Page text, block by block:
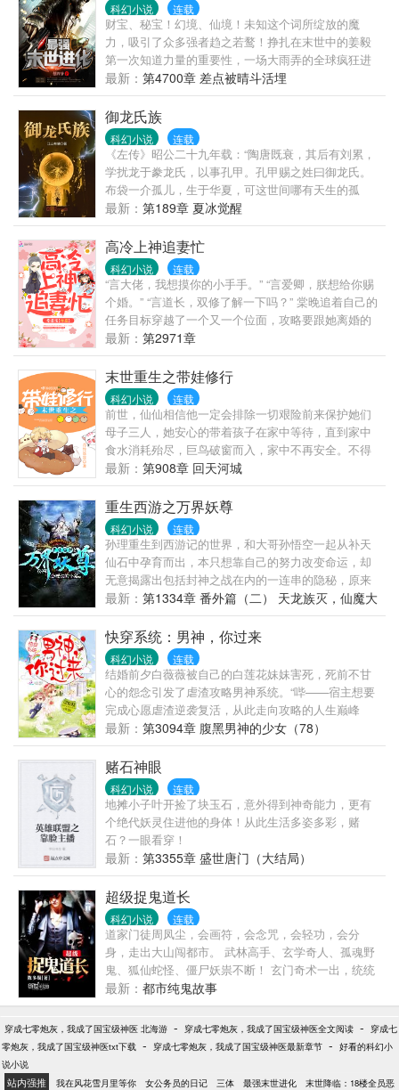
科幻小说 连载
财宝、秘宝！幻境、仙境！未知这个词所绽放的魔
力，吸引了众多强者趋之若鹜！挣扎在末世中的姜毅
第一次知道力量的重要性，一场大雨弄的全球疯狂进
化，能力者与凶兽、丧尸永远不会和平共处，想要生
存，就只有拼尽全力！！末世突临，丧尸遍地！没有
觉醒过异能的姜毅沦为炮灰，被人遗弃在了宿舍内。
鼓起勇气千辛万苦终于击杀了一头丧尸，居然激发出
了．．．．．
最新： 第4700章 差点被晴斗活埋
御龙氏族
科幻小说 连载
《左传》昭公二十九年载：“陶唐既衰，其后有刘累，
学扰龙于豢龙氏，以事孔甲。孔甲赐之姓曰御龙氏。
布袋一介孤儿，生于华夏，可这世间哪有天生的孤
儿，作为普通程序员的他，背负着一个氏族的命运，
面对背叛，阴谋，陷阱，亲情，友情，爱情，唯有一
颗赤子之心才可化解这三千年的恩怨，地球乃至宇宙
的命运，皆在他的一念之间。三千年来，我们周围进
化出超能力的人类，迅速成为龙师，守卫一方净土。
悬疑，战斗，炫技，成长，一样都没有少！如果你刚
好也拥有超能力，而且想了解这个秘密，那就加入御
龙氏吧！我们需要你......
最新： 第189章 夏冰觉醒
高冷上神追妻忙
科幻小说 连载
“言大佬，我想摸你的小手手。” “言爱卿，朕想给你赐
个婚。” “言道长，双修了解一下吗？” 棠晚追着自己的
任务目标穿越了一个又一个位面，攻略要跟她离婚的
准前夫，攻略瘸了腿的爆脾气少帅，攻略想要夺她皇
位的大将军，攻略……每个位面都为男主的终身大事
操碎了心，却还要遇到一个反派。 可是到最后，为什
么反派大> 这不科学！【男主始终同一个人】
最新： 第2971章
末世重生之带娃修行
科幻小说 连载
前世，仙仙相信他一定会排除一切艰险前来保护她们
母子三人，她安心的带着孩子在家中等待，直到家中
食水消耗殆尽，巨鸟破窗而入，家中不再安全。不得
已北上寻他，带着两个幼小的孩子，一路艰辛，危险
重重，终于快要到达他所在的安全区，却被他身边人
领着一个据说是他未婚妻的女人在她的落脚点放了一
把火，再一睁眼，已回到末世之初，星坠之夜
最新： 第908章 回天河城
重生西游之万界妖尊
科幻小说 连载
孙理重生到西游记的世界，和大哥孙悟空一起从补天
仙石中孕育而出，本只想靠自己的努力改变命运，却
无意揭露出包括封神之战在内的一连串的隐秘，原来
圣人并非就是终点…… 普通书友群：530778587；VIP
书友群（粉丝值600以上）518413397。
最新： 第1334章 番外篇（二） 天龙族灭，仙魔大
战（下）
快穿系统：男神，你过来
科幻小说 连载
结婚前夕白薇薇被自己的白莲花妹妹害死，死前不甘
心的怨念引发了虐渣攻略男神系统。“哔——宿主想要
完成心愿虐渣逆袭复活，从此走向攻略的人生巅峰
吗？请绑定本系统替你虐渣替你暖床替你寻找人生真
爱！”为了活着回去打脸，白薇薇从此过上了会卖萌会
卖惨会卖可怜会卖身的狗血生活。强势总裁对她念念
不忘，腹黑皇帝为了她散尽后宫。厌女将军对她用情
至深，无上仙尊为她逆天改命。各式男神强势袭来，
等等，你说男神都是一个人？本文1主从头到尾一个
人，女主不知情。
最新： 第3094章 腹黑男神的少女（78）
赌石神眼
科幻小说 连载
地摊小子叶开捡了块玉石，意外得到神奇能力，更有
个绝代妖灵住进他的身体！从此生活多姿多彩，赌
石？一眼看穿！
最新： 第3355章 盛世唐门（大结局）
超级捉鬼道长
科幻小说 连载
道家门徒周凤尘，会画符，会念咒，会轻功，会分
身，走出大山闯都市。 武林高手、玄学奇人、孤魂野
鬼、狐仙蛇怪、僵尸妖祟不断！ 玄门奇术一出，统统
拿下！ 书友群:553487327
最新： 都市纯鬼故事
穿成七零炮灰，我成了国宝级神医 北海游 - 穿成七零炮灰，我成了国宝级神医全文阅读 -
穿成七
零炮灰，我成了国宝级神医txt下载 - 穿成七零炮灰，我成了国宝级神医最新章节 - 好看的科幻小
说小说
站内强推 我在风花雪月里等你 女公务员的日记 三体 最强末世进化
末世降临：18楼全员恶